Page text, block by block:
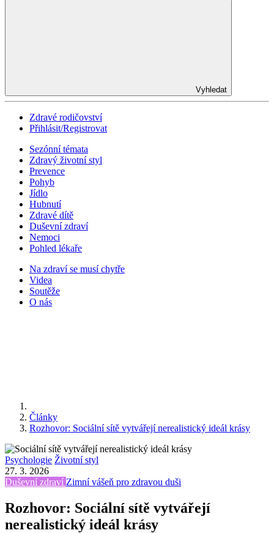
Vyhledat
Zdravé rodičovství
Přihlásit/Registrovat
Sezónní témata
Zdravý životní styl
Prevence
Pohyb
Jídlo
Hubnutí
Zdravé dítě
Duševní zdraví
Nemoci
Pohled lékaře
Na zdraví se musí chytře
Videa
Soutěže
O nás
Články
Rozhovor: Sociální sítě vytvářejí nerealistický ideál krásy
Psychologie Životní styl
27. 3. 2026
Duševní zdraví Zimní vášeň pro zdravou duši
Rozhovor: Sociální sítě vytvářejí
nerealistický ideál krásy